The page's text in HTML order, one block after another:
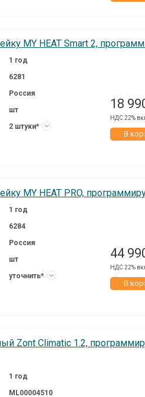
MY HEAT Smart 2,
1 год
6281
Россия
шт
2 штуки*
18
НДС 22%
В
MY HEAT PRO,
1 год
6284
Россия
шт
уточнить*
44
НДС 22%
В
Zont Climatic 1.2,
1 год
ML00004510